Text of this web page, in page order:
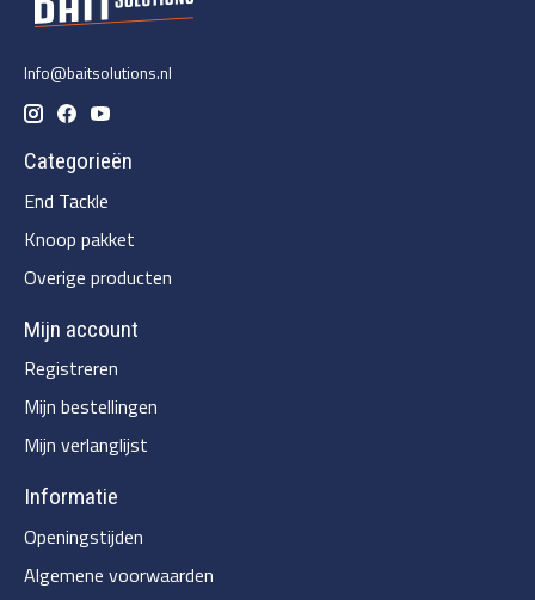
Info@baitsolutions.nl
Categorieën
End Tackle
Knoop pakket
Overige producten
Mijn account
Registreren
Mijn bestellingen
Mijn verlanglijst
Informatie
Openingstijden
Algemene voorwaarden